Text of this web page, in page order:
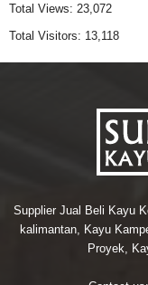
Total Views: 23,072
Total Visitors: 13,118
Supplier Jual Beli Kayu
kalimantan, Kayu
Proyek,